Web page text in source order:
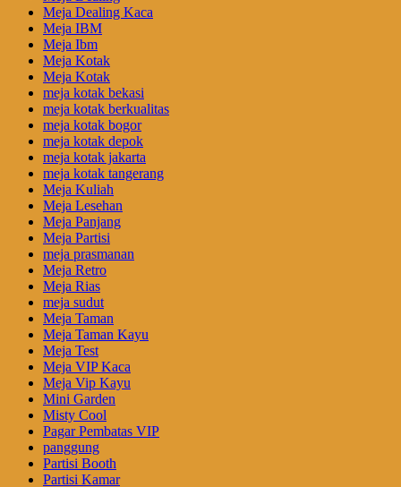
Meja Dealing Kaca
Meja IBM
Meja Ibm
Meja Kotak
Meja Kotak
meja kotak bekasi
meja kotak berkualitas
meja kotak bogor
meja kotak depok
meja kotak jakarta
meja kotak tangerang
Meja Kuliah
Meja Lesehan
Meja Panjang
Meja Partisi
meja prasmanan
Meja Retro
Meja Rias
meja sudut
Meja Taman
Meja Taman Kayu
Meja Test
Meja VIP Kaca
Meja Vip Kayu
Mini Garden
Misty Cool
Pagar Pembatas VIP
panggung
Partisi Booth
Partisi Kamar